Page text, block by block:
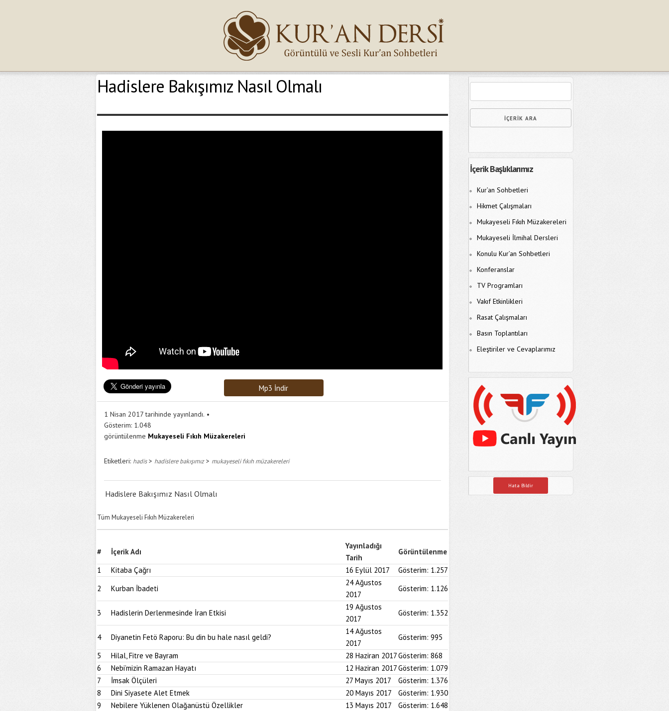
Hadislere Bakışımız Nasıl Olmalı
Mp3 İndir
1 Nisan 2017 tarihinde yayınlandı.
Gösterim: 1.048
görüntülenme Mukayeseli Fıkıh Müzakereleri
Etiketleri: hadis> hadislere bakışımız> mukayeseli fıkıh müzakereleri
Hadislere Bakışımız Nasıl Olmalı
Tüm Mukayeseli Fıkıh Müzakereleri
# İçerik Adı
Yayınladığı
Tarih
Görüntülenme
1
Kitaba Çağrı 16 Eylül 2017 Gösterim: 1.257
2
Kurban İbadeti
24 Ağustos
2017
Gösterim: 1.126
3 Hadislerin Derlenmesinde İran Etkisi
19 Ağustos
2017
Gösterim: 1.352
4 Diyanetin Fetö Raporu: Bu din bu hale nasıl geldi?
14 Ağustos
2017
Gösterim: 995
5
Hilal, Fitre ve Bayram 28 Haziran 2017Gösterim: 868
6
Nebi’mizin Ramazan Hayatı 12 Haziran 2017Gösterim: 1.079
7
İmsak Ölçüleri 27 Mayıs 2017 Gösterim: 1.376
8
Dini Siyasete Alet Etmek 20 Mayıs 2017 Gösterim: 1.930
9
Nebilere Yüklenen Olağanüstü Özellikler 13 Mayıs 2017 Gösterim: 1.648
İçerik Başlıklarımız
Kur’an Sohbetleri
Hikmet Çalışmaları
Mukayeseli Fıkıh Müzakereleri
Mukayeseli İlmihal Dersleri
Konulu Kur’an Sohbetleri
Konferanslar
TV Programları
Vakıf Etkinlikleri
Rasat Çalışmaları
Basın Toplantıları
Eleştiriler ve Cevaplarımız
Hata Bildir